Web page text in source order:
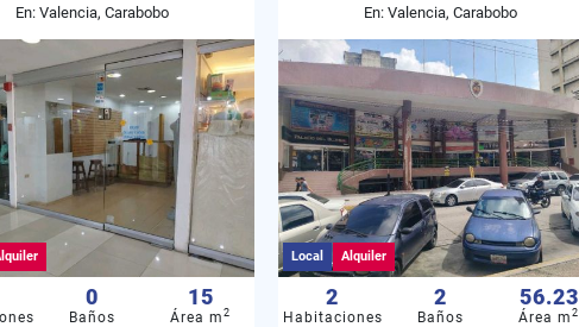
En: Valencia, Carabobo
0
Baños
15
Área m 2
En: Valencia, Carabobo
Local Alquiler
2
Habitaciones
2
Baños
56.23
Área m 2